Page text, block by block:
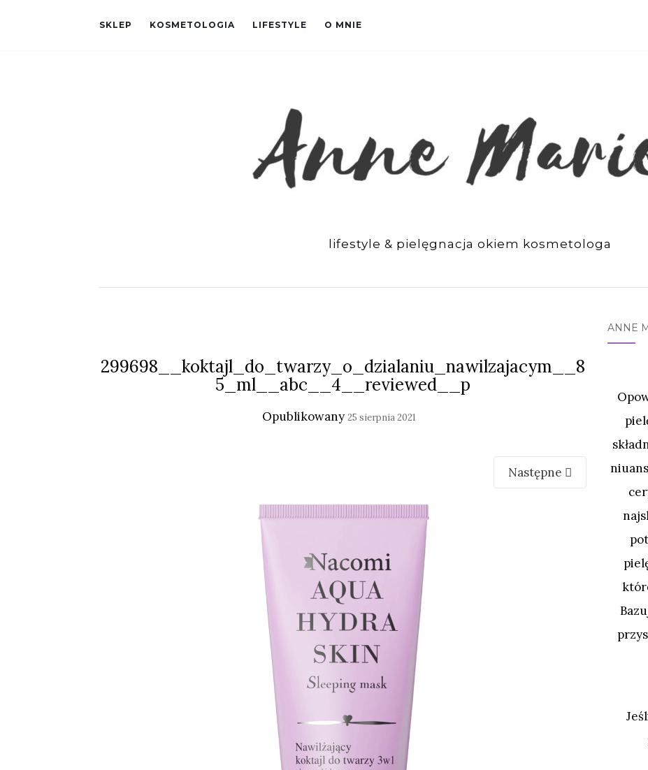
SKLEP KOSMETOLOGIA LIFESTYLE O MNIE
lifestyle & pielęgnacja okiem kosmetologa
299698__koktajl_do_twarzy_o_dzialaniu_nawilzajacym__8
5_ml__abc__4__reviewed__p
Opublikowany25 sierpnia 2021
Następne
ANNE